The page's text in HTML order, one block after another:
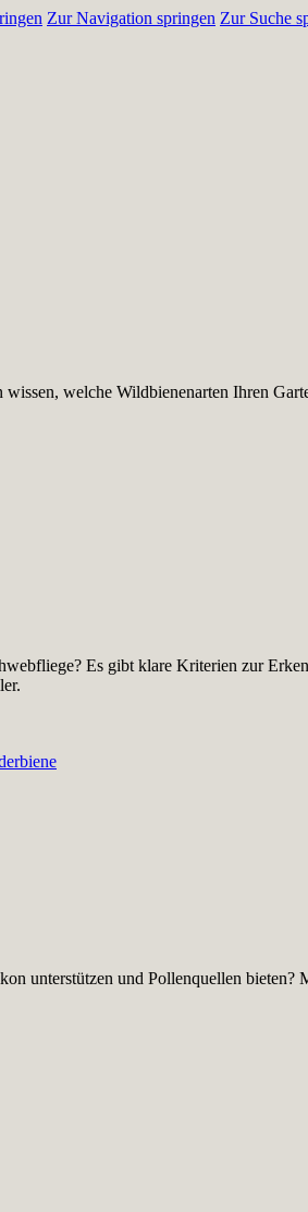
Zur Navigation springen Zur Suche
welche Wildbienenarten Ihren
Es gibt klare Kriterien zur
unterstützen und Pollenquellen